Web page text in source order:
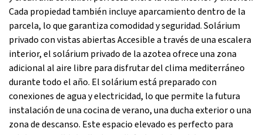
Cada propiedad también incluye aparcamiento dentro de la
parcela, lo que garantiza comodidad y seguridad. Solárium
privado con vistas abiertas Accesible a través de una escalera
interior, el solárium privado de la azotea ofrece una zona
adicional al aire libre para disfrutar del clima mediterráneo
durante todo el año. El solárium está preparado con
conexiones de agua y electricidad, lo que permite la futura
instalación de una cocina de verano, una ducha exterior o una
zona de descanso. Este espacio elevado es perfecto para